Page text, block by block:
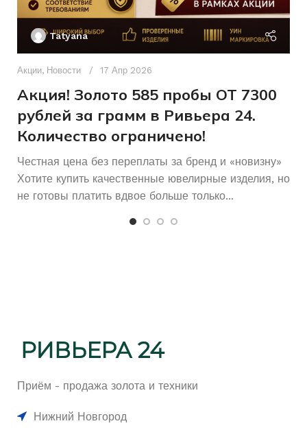
ДЛЯ КОГО Женщинам ДЛЯ КОГО
Tatyana
Акции, Новости 17 Апр 2026
Акция! Золото 585 пробы ОТ 7300
рублей за грамм в Ривьера 24.
Количество ограничено!
Честная цена без переплаты за бренд и «новизну»
Хотите купить качественные ювелирные изделия, но
не готовы платить вдвое больше только...
Приём - продажа золота и техники
Нижний Новгород